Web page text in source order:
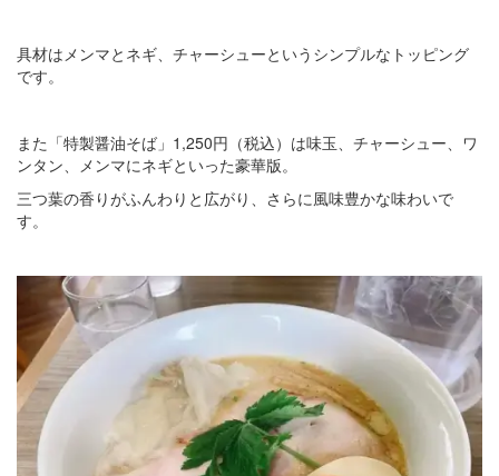
具材はメンマとネギ、チャーシューというシンプルなトッピング
です。
また「特製醤油そば」1,250円（税込）は味玉、チャーシュー、ワ
ンタン、メンマにネギといった豪華版。
三つ葉の香りがふんわりと広がり、さらに風味豊かな味わいで
す。